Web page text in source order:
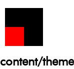
Notice
:
/
content/